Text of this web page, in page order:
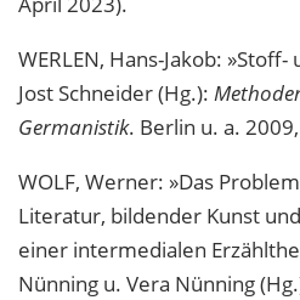
WERLEN, Hans-Jakob:
Jost Schneider (Hg.):
Germanistik. Berlin u. a.
WOLF, Werner: »Das
Literatur, bildender Kunst
einer intermedialen
Nünning u. Vera Nünning